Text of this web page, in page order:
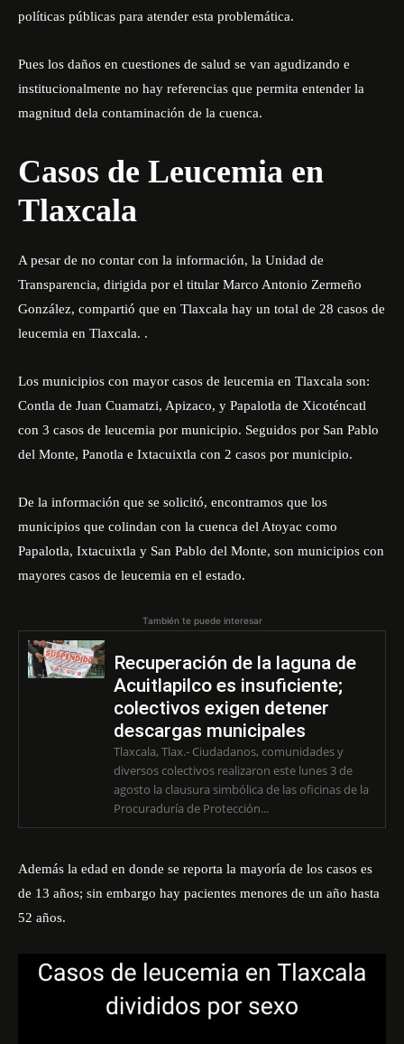
políticas públicas para atender esta problemática.
Pues los daños en cuestiones de salud se van agudizando e
institucionalmente no hay referencias que permita entender la
magnitud dela contaminación de la cuenca.
Casos de Leucemia en
Tlaxcala
A pesar de no contar con la información, la Unidad de
Transparencia, dirigida por el titular Marco Antonio Zermeño
González, compartió que en Tlaxcala hay un total de 28 casos de
leucemia en Tlaxcala. .
Los municipios con mayor casos de leucemia en Tlaxcala son:
Contla de Juan Cuamatzi, Apizaco, y Papalotla de Xicoténcatl
con 3 casos de leucemia por municipio. Seguidos por San Pablo
del Monte, Panotla e Ixtacuixtla con 2 casos por municipio.
De la información que se solicitó, encontramos que los
municipios que colindan con la cuenca del Atoyac como
Papalotla, Ixtacuixtla y San Pablo del Monte, son municipios con
mayores casos de leucemia en el estado.
También te puede interesar
Recuperación de la laguna de
Acuitlapilco es insuficiente;
colectivos exigen detener
descargas municipales
Tlaxcala, Tlax.- Ciudadanos, comunidades y
diversos colectivos realizaron este lunes 3 de
agosto la clausura simbólica de las oficinas de la
Procuraduría de Protección...
Además la edad en donde se reporta la mayoría de los casos es
de 13 años; sin embargo hay pacientes menores de un año hasta
52 años.